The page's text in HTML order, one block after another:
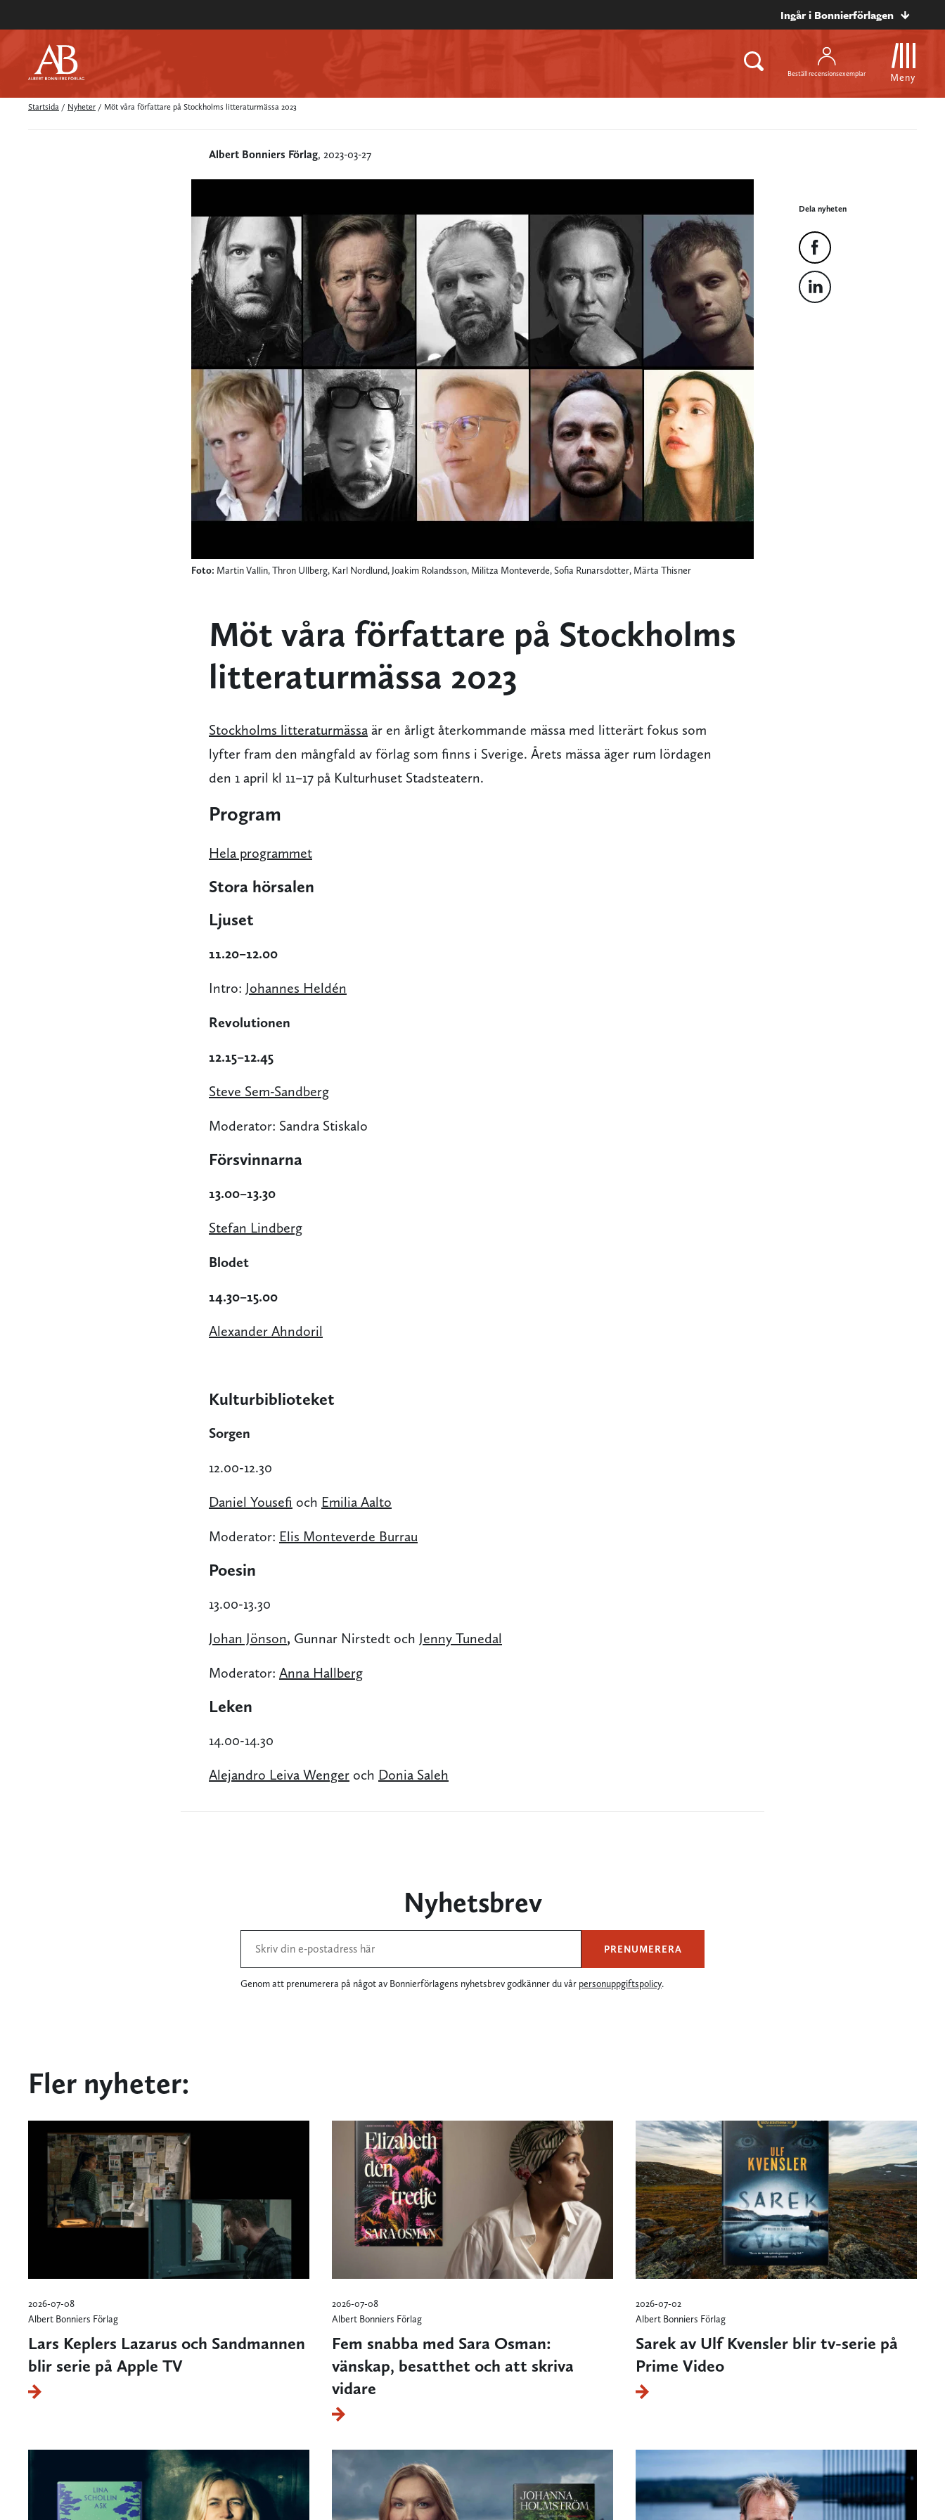
Ingår i Bonnierförlagen
Beställ recensionsexemplar Meny
Startsida / Nyheter / Möt våra författare på Stockholms litteraturmässa 2023
Albert Bonniers Förlag, 2023-03-27
Foto: Martin Vallin, Thron Ullberg, Karl Nordlund, Joakim Rolandsson, Militza Monteverde, Sofia Runarsdotter, Märta Thisner
Dela nyheten
Möt våra författare på Stockholms
litteraturmässa 2023
Stockholms litteraturmässa är en årligt återkommande mässa med litterärt fokus som
lyfter fram den mångfald av förlag som finns i Sverige. Årets mässa äger rum lördagen
den 1 april kl 11–17 på Kulturhuset Stadsteatern.
Program
Hela programmet
Stora hörsalen
Ljuset
11.20–12.00
Intro: Johannes Heldén
Revolutionen
12.15–12.45
Steve Sem-Sandberg
Moderator: Sandra Stiskalo
Försvinnarna
13.00–13.30
Stefan Lindberg
Blodet
14.30–15.00
Alexander Ahndoril
Kulturbiblioteket
Sorgen
12.00-12.30
Daniel Yousefi och Emilia Aalto
Moderator: Elis Monteverde Burrau
Poesin
13.00-13.30
Johan Jönson, Gunnar Nirstedt och Jenny Tunedal
Moderator: Anna Hallberg
Leken
14.00-14.30
Alejandro Leiva Wenger och Donia Saleh
Nyhetsbrev
PRENUMERERA
Genom att prenumerera på något av Bonnierförlagens nyhetsbrev godkänner du vår personuppgiftspolicy.
Fler nyheter:
2026-07-08
Albert Bonniers Förlag
Lars Keplers Lazarus och Sandmannen
blir serie på Apple TV
2026-07-08
Albert Bonniers Förlag
Fem snabba med Sara Osman:
vänskap, besatthet och att skriva
vidare
2026-07-02
Albert Bonniers Förlag
Sarek av Ulf Kvensler blir tv-serie på
Prime Video